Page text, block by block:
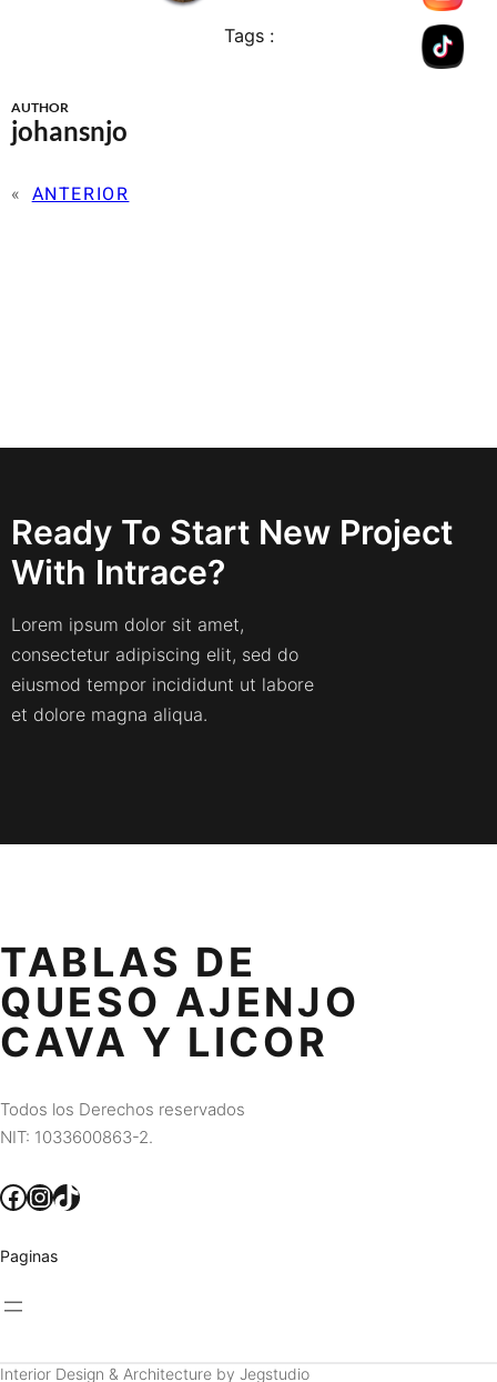
Tags :
AUTHOR
johansnjo
« ANTERIOR
Ready To Start New Project
With Intrace?
Lorem ipsum dolor sit amet,
consectetur adipiscing elit, sed do
eiusmod tempor incididunt ut labore
et dolore magna aliqua.
TABLAS DE
QUESO AJENJO
CAVA Y LICOR
Todos los Derechos reservados
NIT: 1033600863-2.
Facebook InstagramTikTok
Paginas
Interior Design & Architecture by Jegstudio